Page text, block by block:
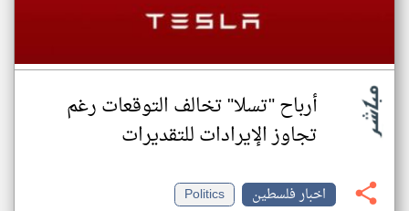
أرباح "تسلا" تخالف التوقعات رغم
تجاوز الإيرادات للتقديرات
اخبار فلسطين Politics